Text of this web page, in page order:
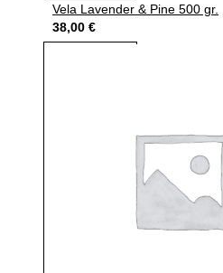
Vela Lavender & Pine 500 gr.
38,00 €